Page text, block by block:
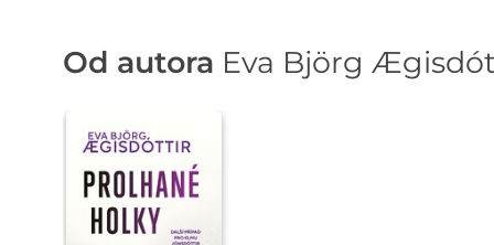
Od autora Eva Björg